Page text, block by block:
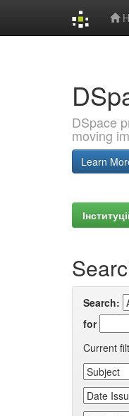
DSpace
moving
Learn
Search:
for
Current